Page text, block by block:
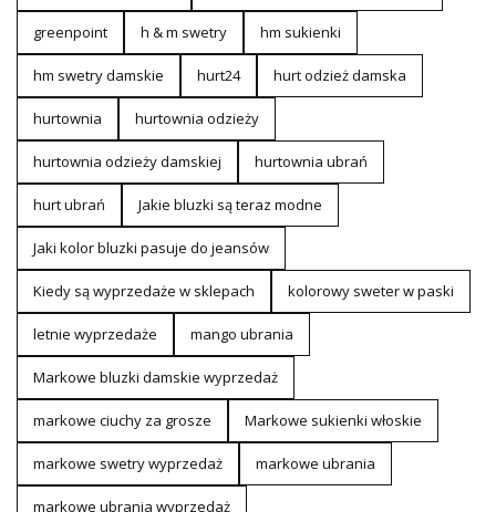
greenpoint h & m swetry hm sukienki
hm swetry damskie hurt24 hurt odzież damska
hurtownia hurtownia odzieży
hurtownia odzieży damskiej hurtownia ubrań
hurt ubrań Jakie bluzki są teraz modne
Jaki kolor bluzki pasuje do jeansów
Kiedy są wyprzedaże w sklepach kolorowy sweter w paski
letnie wyprzedaże mango ubrania
Markowe bluzki damskie wyprzedaż
markowe ciuchy za grosze Markowe sukienki włoskie
markowe swetry wyprzedaż markowe ubrania
markowe ubrania wyprzedaż